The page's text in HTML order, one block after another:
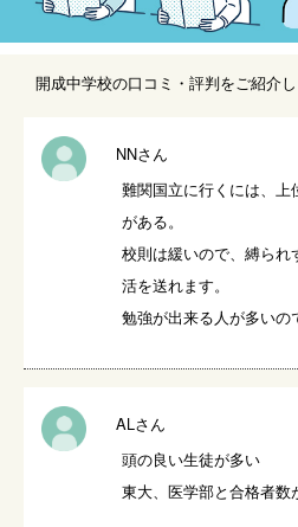
開成中学校の口コミ・評判をご紹介し
NNさん
難関国立に行くには、
がある。
校則は緩いので、縛られ
活を送れます。
勉強が出来る人が多いの
ALさん
頭の良い生徒が多い
東大、医学部と合格者数